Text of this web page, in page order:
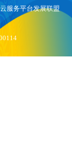
服务平台发展联盟